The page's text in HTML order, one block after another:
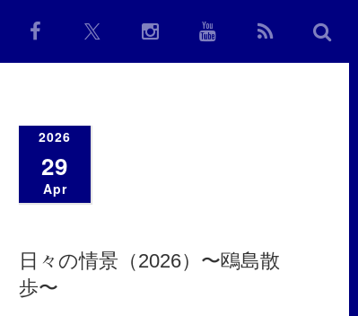
2026
29
Apr
日々の情景（2026）〜鴎島散
歩〜